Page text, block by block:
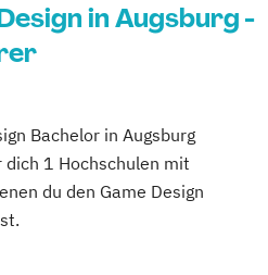
in Augsburg -
Bachelor in Augsburg
1 Hochschulen mit
du den Game Design